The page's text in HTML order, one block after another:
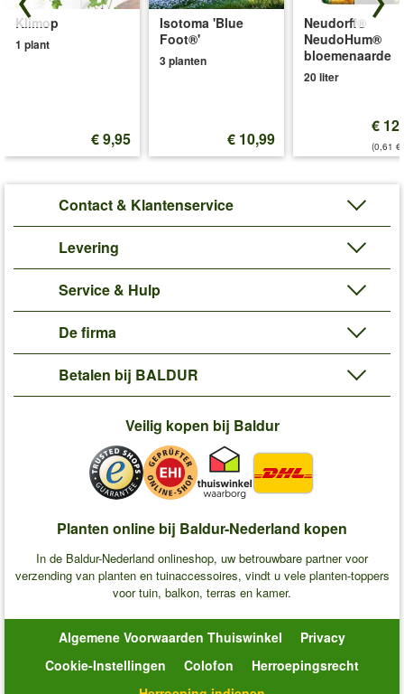
Klimop
1 plant
€ 9,95
Isotoma 'Blue
Foot®'
3 planten
€ 10,99
Neudorff®
NeudoHum®
bloemenaarde
20 liter
€
(0,61
Contact & Klantenservice
Levering
Service & Hulp
De firma
Betalen bij BALDUR
Veilig kopen bij Baldur
Planten online bij Baldur-Nederland kopen
In de Baldur-Nederland onlineshop, uw betrouwbare partner voor
verzending van planten en tuinaccessoires, vindt u vele planten-toppers
voor tuin, balkon, terras en kamer.
Algemene Voorwaarden Thuiswinkel
Privacy
Cookie-Instellingen
Colofon
Herroepingsrecht